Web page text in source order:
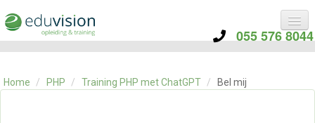
055 576 8044
CATEGORIE
OVER ONS
Home / PHP / Training PHP met ChatGPT / Bel mij